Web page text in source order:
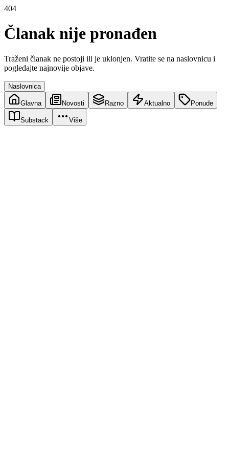
404
Članak nije pronađen
Traženi članak ne postoji ili je uklonjen. Vratite se na naslovnicu i
pogledajte najnovije objave.
Naslovnica
Glavna Novosti Razno Aktualno Ponude
Substack Više